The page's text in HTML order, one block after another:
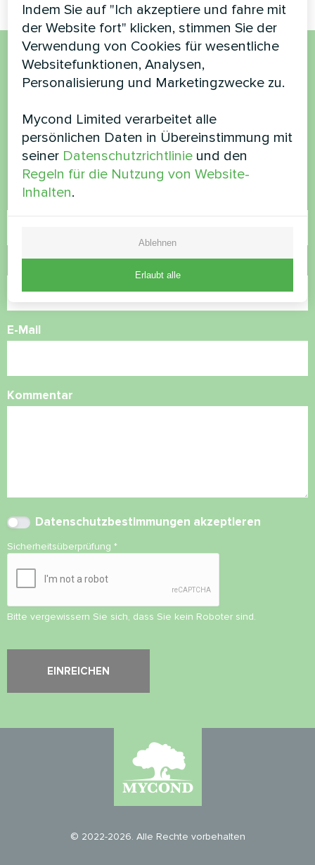
Möchten Sie kaufen oder
Kontaktieren Sie uns und wir werden Ihnen
helfen
Name
E-Mail
Kommentar
Datenschutzbestimmungen akzeptieren
Sicherheitsüberprüfung *
Bitte vergewissern Sie sich, dass Sie kein Roboter sind.
© 2022-2026. Alle Rechte vorbehalten
Indem Sie auf "Ich akzeptiere und fahre mit
der Website fort" klicken, stimmen Sie der
Verwendung von Cookies für wesentliche
Websitefunktionen, Analysen,
Personalisierung und Marketingzwecke zu.
Mycond Limited verarbeitet alle
persönlichen Daten in Übereinstimmung mit
seiner Datenschutzrichtlinie und den
Regeln für die Nutzung von Website-
Inhalten.
Ablehnen
Erlaubt alle